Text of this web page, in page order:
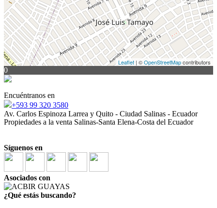
Leaflet | ©OpenStreetMapcontributors
0
Encuéntranos en
+593 99 320 3580
Av. Carlos Espinoza Larrea y Quito - Ciudad Salinas - Ecuador
Propiedades a la venta Salinas-Santa Elena-Costa del Ecuador
Síguenos en
Asociados con
¿Qué estás buscando?